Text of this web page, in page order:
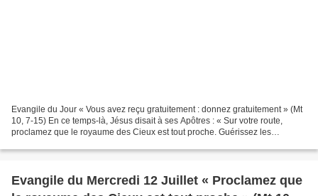
Evangile du Jour « Vous avez reçu gratuitement : donnez gratuitement » (Mt
10, 7-15) En ce temps-là, Jésus disait à ses Apôtres : « Sur votre route,
proclamez que le royaume des Cieux est tout proche. Guérissez les
Evangile du Mercredi 12 Juillet « Proclamez que